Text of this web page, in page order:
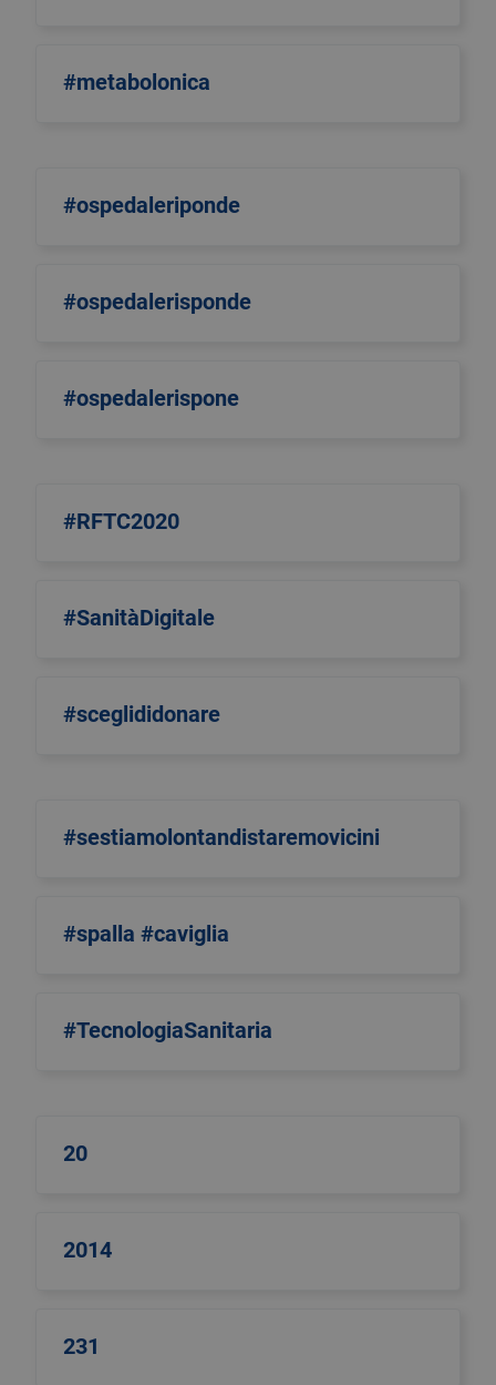
#metabolonica
#ospedaleriponde
#ospedalerisponde
#ospedalerispone
#RFTC2020
#SanitàDigitale
#sceglididonare
#sestiamolontandistaremovicini
#spalla #caviglia
#TecnologiaSanitaria
20
2014
231